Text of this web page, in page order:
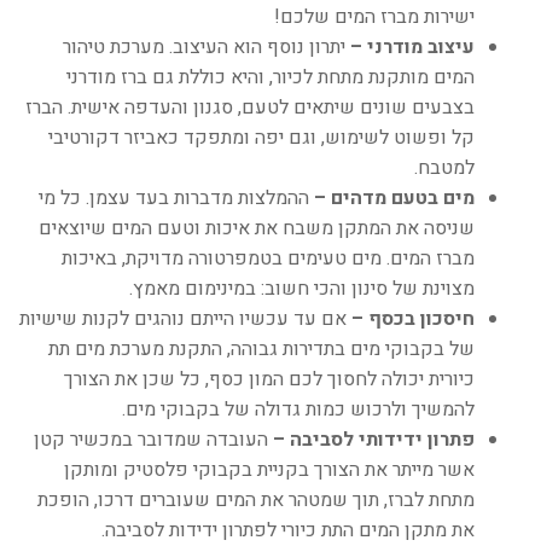
ישירות מברז המים שלכם!
עיצוב מודרני – יתרון נוסף הוא העיצוב. מערכת טיהור
המים מותקנת מתחת לכיור, והיא כוללת גם ברז מודרני
בצבעים שונים שיתאים לטעם, סגנון והעדפה אישית. הברז
קל ופשוט לשימוש, וגם יפה ומתפקד כאביזר דקורטיבי
למטבח.
מים בטעם מדהים – ההמלצות מדברות בעד עצמן. כל מי
שניסה את המתקן משבח את איכות וטעם המים שיוצאים
מברז המים. מים טעימים בטמפרטורה מדויקת, באיכות
מצוינת של סינון והכי חשוב: במינימום מאמץ.
חיסכון בכסף – אם עד עכשיו הייתם נוהגים לקנות שישיות
של בקבוקי מים בתדירות גבוהה, התקנת מערכת מים תת
כיורית יכולה לחסוך לכם המון כסף, כל שכן את הצורך
להמשיך ולרכוש כמות גדולה של בקבוקי מים.
פתרון ידידותי לסביבה – העובדה שמדובר במכשיר קטן
אשר מייתר את הצורך בקניית בקבוקי פלסטיק ומותקן
מתחת לברז, תוך שמטהר את המים שעוברים דרכו, הופכת
את מתקן המים התת כיורי לפתרון ידידות לסביבה.